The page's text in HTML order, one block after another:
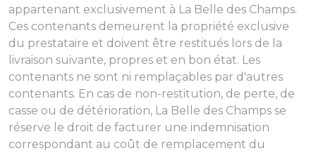
appartenant exclusivement à La Belle des Champs.
Ces contenants demeurent la propriété exclusive
du prestataire et doivent être restitués lors de la
livraison suivante, propres et en bon état. Les
contenants ne sont ni remplaçables par d'autres
contenants. En cas de non-restitution, de perte, de
casse ou de détérioration, La Belle des Champs se
réserve le droit de facturer une indemnisation
correspondant au coût de remplacement du